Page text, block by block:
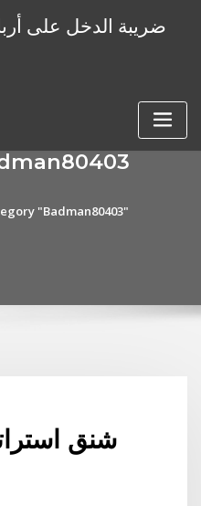
ضريبة الدخل على
"Badman80403"
شنق